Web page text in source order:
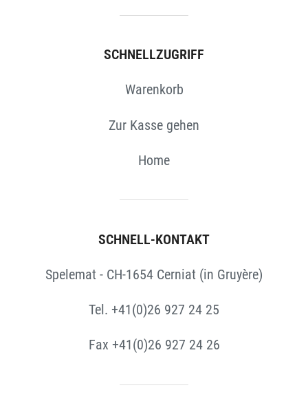
SCHNELLZUGRIFF
Warenkorb
Zur Kasse gehen
Home
SCHNELL-KONTAKT
Spelemat - CH-1654 Cerniat (in Gruyère)
Tel. +41(0)26 927 24 25
Fax +41(0)26 927 24 26